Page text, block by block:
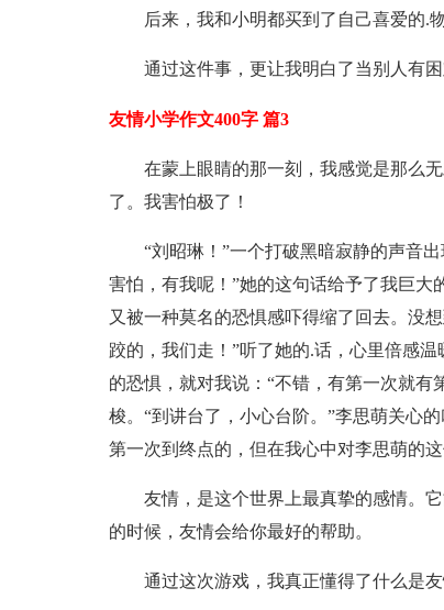
后来，我和小明都买到了自己喜爱的.
通过这件事，更让我明白了当别人有
友情小学作文400字 篇3
在蒙上眼睛的那一刻，我感觉是那么
了。我害怕极了！
“刘昭琳！”一个打破黑暗寂静的声音
害怕，有我呢！”她的这句话给予了我巨
又被一种莫名的恐惧感吓得缩了回去。没
跤的，我们走！”听了她的.话，心里倍感
的恐惧，就对我说：“不错，有第一次就
梭。“到讲台了，小心台阶。”李思萌关心
第一次到终点的，但在我心中对李思萌的这
友情，是这个世界上最真挚的感情。
的时候，友情会给你最好的帮助。
通过这次游戏，我真正懂得了什么是